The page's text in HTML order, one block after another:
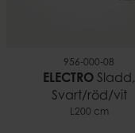
956-000-08
ELECTRO Sladd,
Svart/röd/vit
L200 cm